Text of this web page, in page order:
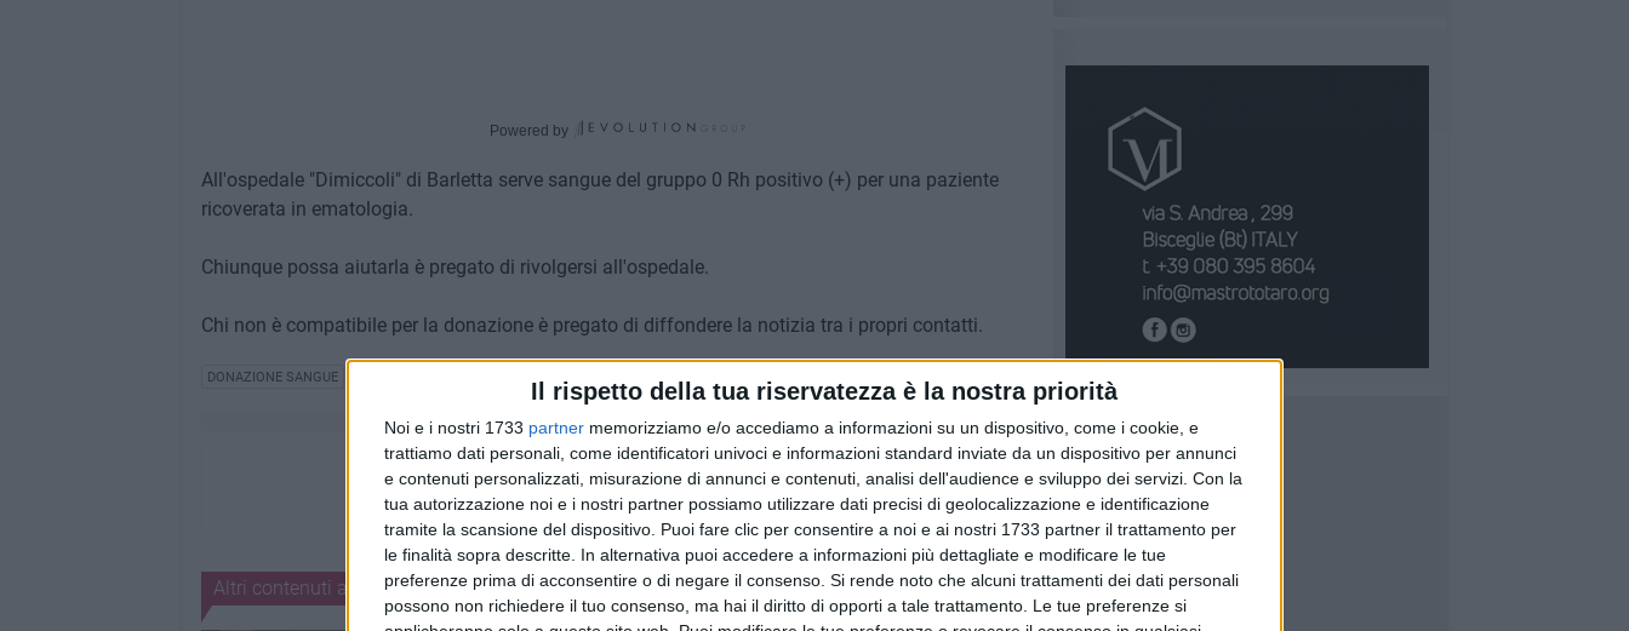
Il rispetto della tua riservatezza è la nostra priorità
Noi e i nostri 1733 partner memorizziamo e/o accediamo a informazioni su un dispositivo, come i cookie, e
trattiamo dati personali, come identificatori univoci e informazioni standard inviate da un dispositivo per annunci
e contenuti personalizzati, misurazione di annunci e contenuti, analisi dell'audience e sviluppo dei servizi. Con la
tua autorizzazione noi e i nostri partner possiamo utilizzare dati precisi di geolocalizzazione e identificazione
tramite la scansione del dispositivo. Puoi fare clic per consentire a noi e ai nostri 1733 partner il trattamento per
le finalità sopra descritte. In alternativa puoi accedere a informazioni più dettagliate e modificare le tue
preferenze prima di acconsentire o di negare il consenso. Si rende noto che alcuni trattamenti dei dati personali
possono non richiedere il tuo consenso, ma hai il diritto di opporti a tale trattamento. Le tue preferenze si
Powered by
All'ospedale "Dimiccoli" di Barletta serve sangue del gruppo 0 Rh positivo (+) per una paziente
ricoverata in ematologia.
Chiunque possa aiutarla è pregato di rivolgersi all'ospedale.
Chi non è compatibile per la donazione è pregato di diffondere la notizia tra i propri contatti.
DONAZIONE SANGUE
Altri contenuti a tema